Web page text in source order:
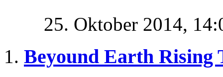
25. Oktober 2014,
Beyound Earth Rising